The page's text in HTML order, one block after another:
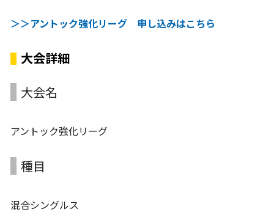
＞＞アントック強化リーグ 申し込みはこちら
大会詳細
大会名
アントック強化リーグ
種目
混合シングルス